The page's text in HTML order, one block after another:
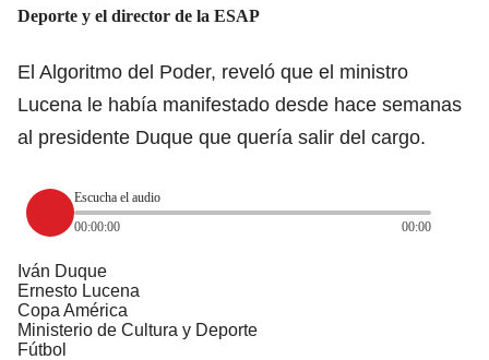
Deporte y el director de la ESAP
El Algoritmo del Poder, reveló que el ministro
Lucena le había manifestado desde hace semanas
al presidente Duque que quería salir del cargo.
Escucha el audio
00:00:00
00:00
Iván Duque
Ernesto Lucena
Copa América
Ministerio de Cultura y Deporte
Fútbol